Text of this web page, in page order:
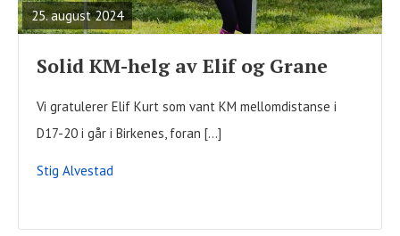
25. august 2024
Solid KM-helg av Elif og Grane
Vi gratulerer Elif Kurt som vant KM mellomdistanse i
D17-20 i går i Birkenes, foran […]
Stig Alvestad